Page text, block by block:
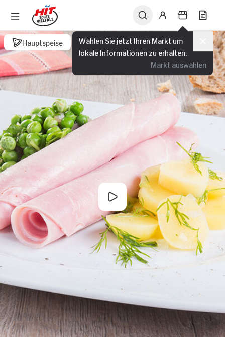
Wählen Sie jetzt Ihren Markt um
lokale Informationen zu erhalten.
Markt auswählen
Hauptspeise